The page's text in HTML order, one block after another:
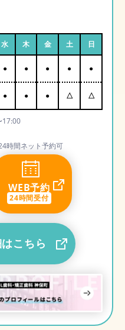
水 木 金 土 日
● ● ● ● ●
● ● ● △ △
17:00
時間ネット予約可
WEB予約
24時間受付
こちら